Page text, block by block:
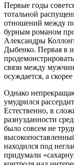
Первые годы
тотальной
отношений между
бурным романом
Александры
Дыбенко. Первая в
связи между
осуждается, а
Однако
умудрился
Естественно, в
разнузданности
было совсем не
находился под
придумали